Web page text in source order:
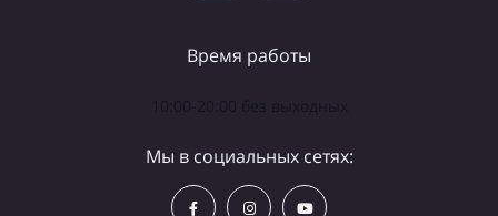
Время работы
Мы в социальных сетях: